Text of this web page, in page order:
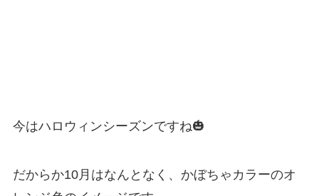
今はハロウィンシーズンですね🎃
だからか10月はなんとなく、かぼちゃカラーのオ